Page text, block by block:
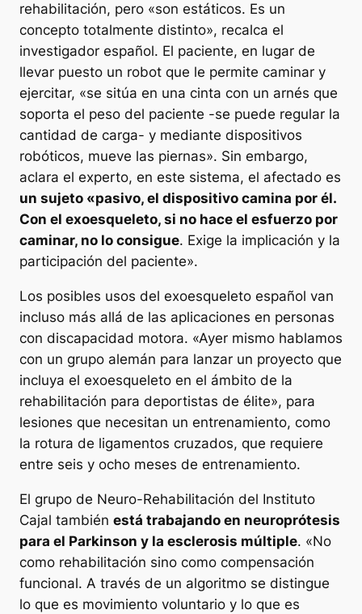
rehabilitación, pero «son estáticos. Es un
concepto totalmente distinto», recalca el
investigador español. El paciente, en lugar de
llevar puesto un robot que le permite caminar y
ejercitar, «se sitúa en una cinta con un arnés que
soporta el peso del paciente -se puede regular la
cantidad de carga- y mediante dispositivos
robóticos, mueve las piernas». Sin embargo,
aclara el experto, en este sistema, el afectado es
un sujeto «pasivo, el dispositivo camina por él.
Con el exoesqueleto, si no hace el esfuerzo por
caminar, no lo consigue. Exige la implicación y la
participación del paciente».
Los posibles usos del exoesqueleto español van
incluso más allá de las aplicaciones en personas
con discapacidad motora. «Ayer mismo hablamos
con un grupo alemán para lanzar un proyecto que
incluya el exoesqueleto en el ámbito de la
rehabilitación para deportistas de élite», para
lesiones que necesitan un entrenamiento, como
la rotura de ligamentos cruzados, que requiere
entre seis y ocho meses de entrenamiento.
El grupo de Neuro-Rehabilitación del Instituto
Cajal también está trabajando en neuroprótesis
para el Parkinson y la esclerosis múltiple. «No
como rehabilitación sino como compensación
funcional. A través de un algoritmo se distingue
lo que es movimiento voluntario y lo que es